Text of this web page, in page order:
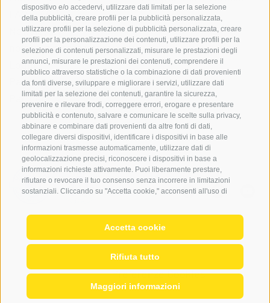
dispositivo e/o accedervi, utilizzare dati limitati per la selezione
della pubblicità, creare profili per la pubblicità personalizzata,
utilizzare profili per la selezione di pubblicità personalizzata, creare
profili per la personalizzazione dei contenuti, utilizzare profili per la
selezione di contenuti personalizzati, misurare le prestazioni degli
annunci, misurare le prestazioni dei contenuti, comprendere il
pubblico attraverso statistiche o la combinazione di dati provenienti
da fonti diverse, sviluppare e migliorare i servizi, utilizzare dati
limitati per la selezione dei contenuti, garantire la sicurezza,
prevenire e rilevare frodi, correggere errori, erogare e presentare
pubblicità e contenuto, salvare e comunicare le scelte sulla privacy,
abbinare e combinare dati provenienti da altre fonti di dati,
collegare diversi dispositivi, identificare i dispositivi in base alle
informazioni trasmesse automaticamente, utilizzare dati di
geolocalizzazione precisi, riconoscere i dispositivi in base a
informazioni richieste attivamente. Puoi liberamente prestare,
rifiutare o revocare il tuo consenso senza incorrere in limitazioni
sostanziali. Cliccando su "Accetta cookie," acconsenti all'uso di
per personalizzare le tue scelte o "Rifiuta tutto" per proseguire
senza cookie non strettamente necessari. Puoi modificare le tue
preferenze in qualsiasi momento cliccando sul link "Preferenze
Cookie" in fondo alla pagina o sull'icona dello scudo in basso a
sinistra. Le tue preferenze si applicheranno al solo dispositivo in
uso.
Accetta cookie
Rifiuta tutto
Maggiori informazioni
FAQ & AGB
Newsletter
noleggio attrezzatura
Login
Pagamento
Partner
© 2026 Globo Activ srl | de | en | IT02778720215
Credits |
Privacy | Preferenze Cookies